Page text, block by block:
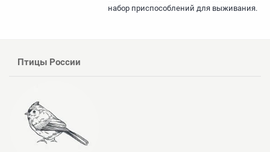
набор приспособлений для выживания.
Птицы России